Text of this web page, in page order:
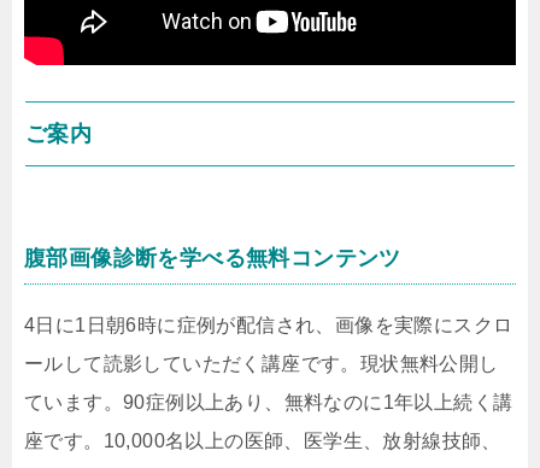
ご案内
腹部画像診断を学べる無料コンテンツ
4日に1日朝6時に症例が配信され、画像を実際にスクロ
ールして読影していただく講座です。現状無料公開し
ています。90症例以上あり、無料なのに1年以上続く講
座です。10,000名以上の医師、医学生、放射線技師、